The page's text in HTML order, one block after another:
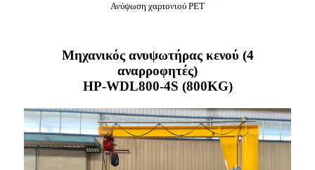
Ανύψωση χαρτονιού PET
Μηχανικός ανυψωτήρας κενού (4
αναρροφητές)
HP-WDL800-4S (800KG)